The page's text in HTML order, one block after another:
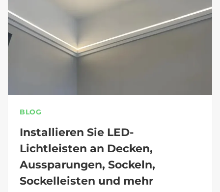
BLOG
Installieren Sie LED-
Lichtleisten an Decken,
Aussparungen, Sockeln,
Sockelleisten und mehr